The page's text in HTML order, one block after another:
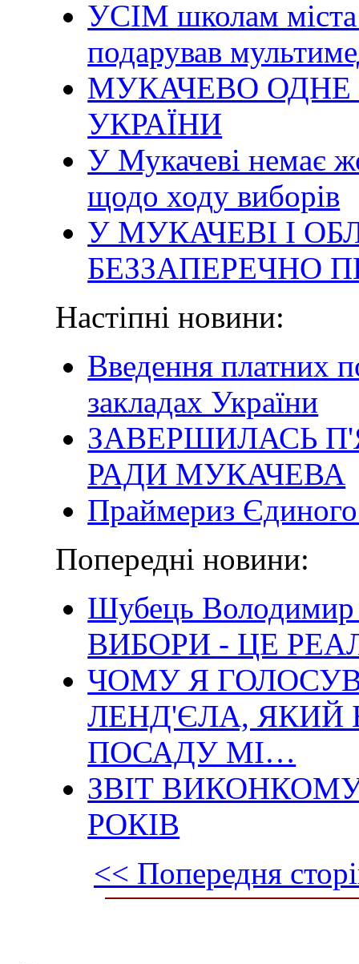
УСІМ школам міста
подарував
МУКАЧЕВО ОДНЕ
УКРАЇНИ
У Мукачеві немає
щодо ходу виборів
У МУКАЧЕВІ І
БЕЗЗАПЕРЕЧНО
Настіпні новини:
Введення платних
закладах України
ЗАВЕРШИЛАСЬ
РАДИ МУКАЧЕВА
Праймериз
Попередні новини:
Шубець
ВИБОРИ - ЦЕ
ЧОМУ Я
ЛЕНД'ЄЛА, ЯКИЙ
ПОСАДУ МІ…
ЗВІТ
РОКІВ
<< Попередня